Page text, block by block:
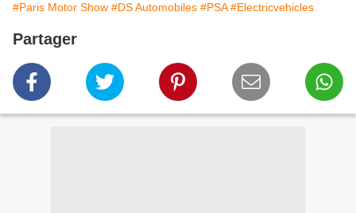
#Paris Motor Show #DS Automobiles #PSA #Electricvehicles
Partager